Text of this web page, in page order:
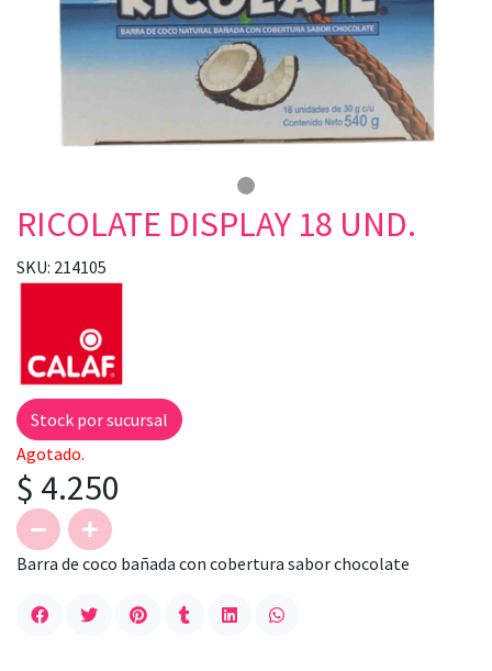
RICOLATE DISPLAY 18 UND.
SKU: 214105
Stock por sucursal
Agotado.
$ 4.250
Barra de coco bañada con cobertura sabor chocolate